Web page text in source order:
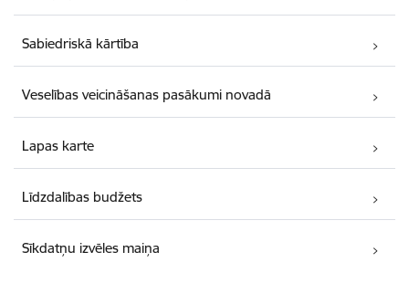
Sabiedriskā kārtība
Veselības veicināšanas pasākumi novadā
Lapas karte
Līdzdalības budžets
Sīkdatņu izvēles maiņa